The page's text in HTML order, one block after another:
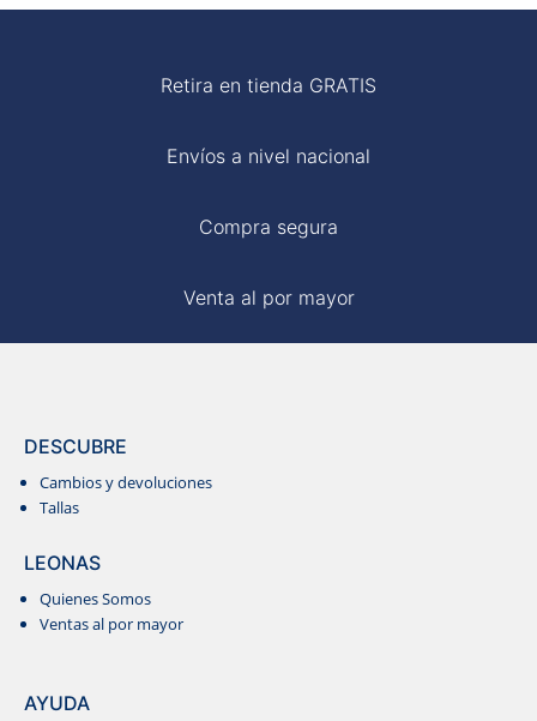
Retira en tienda GRATIS
Envíos a nivel nacional
Compra segura
Venta al por mayor
DESCUBRE
Cambios y devoluciones
Tallas
LEONAS
Quienes Somos
Ventas al por mayor
AYUDA